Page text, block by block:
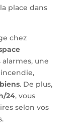
place dans
chez
une
. De plus,
24, vous
selon vos